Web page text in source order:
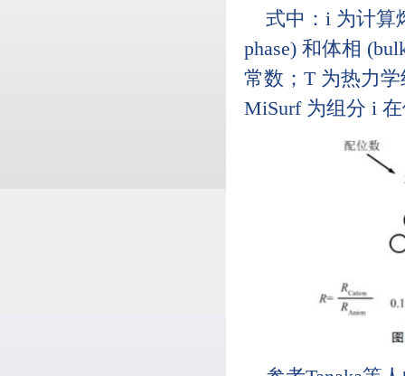
式中：i 为计算
phase) 和体相
常数；T 为热力
MiSurf 为组分 i